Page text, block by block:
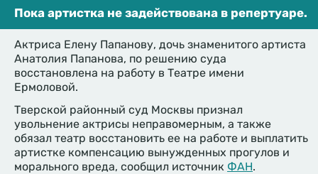
Пока артистка не задействована в репертуаре.
Актриса Елену Папанову, дочь знаменитого артиста
Анатолия Папанова, по решению суда
восстановлена на работу в Театре имени
Ермоловой.
Тверской районный суд Москвы признал
увольнение актрисы неправомерным, а также
обязал театр восстановить ее на работе и выплатить
артистке компенсацию вынужденных прогулов и
морального вреда, сообщил источник ФАН.